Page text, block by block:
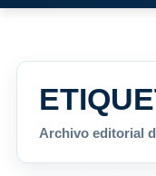
Archivo editorial